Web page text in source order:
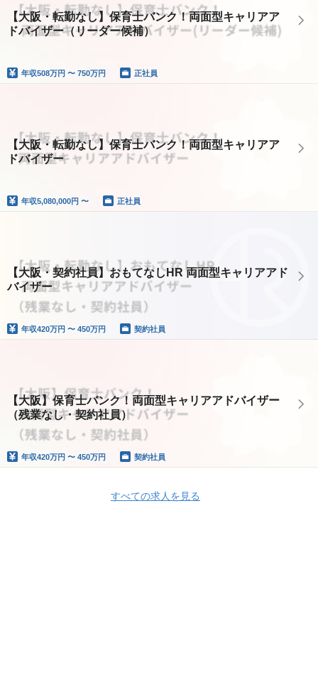
【大阪・転勤なし】保育士バンク！両面型キャリアア
ドバイザー（リーダー候補）
年収508万円 〜 750万円 正社員
【大阪・転勤なし】保育士バンク！両面型キャリアア
ドバイザー
年収5,080,000円 〜 正社員
【大阪・契約社員】おもてなしHR 両面型キャリアアド
バイザー
年収420万円 〜 450万円 契約社員
【大阪】保育士バンク！両面型キャリアアドバイザー
（残業なし・契約社員）
年収420万円 〜 450万円 契約社員
すべての求人を見る